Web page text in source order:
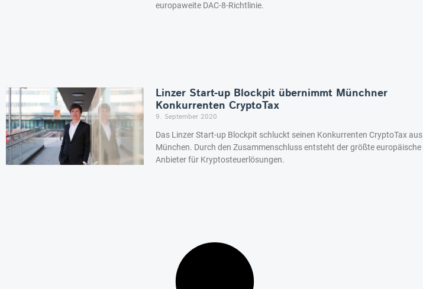
europaweite DAC-8-Richtlinie.
Linzer Start-up Blockpit übernimmt Münchner
Konkurrenten CryptoTax
9. September 2020
Das Linzer Start-up Blockpit schluckt seinen Konkurrenten CryptoTax aus
München. Durch den Zusammenschluss entsteht der größte europäische
Anbieter für Kryptosteuerlösungen.